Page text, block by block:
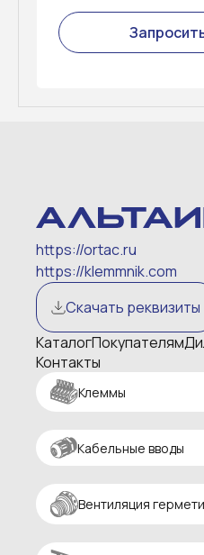
https://ortac.ru
https://klemmnik.com
Скачать реквизиты
КаталогПокупателям
Контакты
Клеммы
Кабельные вводы
Вентиляция